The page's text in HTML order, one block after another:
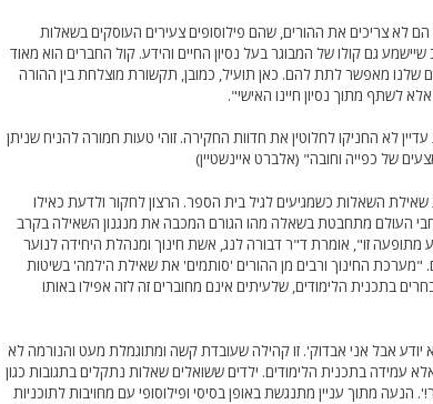
לא צריכים את ההורים, שהם פילוסופים צעירים העוסקים בשאלות
גם קולו של המבוגר בעל נסיון החיים והידע. קול החברים הוא מאוד
שלנו מאפשר לתת להם. כאן תועיל, כמובן, תקשורת מוצלחת בין ההורה
לשתף מתוך נסיון חיינו האישי".
לא החניקו לחלוטין את חדוות החקירה. זוהי טעות חמורה להניח שניתן
של כפייה וחובה" (אלברט איינשטיין)
השאלות כשמגיעים לגיל בית הספר. הרצון לחקור ולדעת כאילו
העולם מתחבטת בשאלה מהו הגורם המכבה את מנגנון השאילה בקרב
מתופעה זו", אומרת ד"ר דבורה לנג, אשת חינוך ומנהלת היחידה לנוער
"מערכת החינוך ורבים מן ההורים 'סותמים' את שאילת ה'למה' בשיטות
בתכנית הלימודים, שלעיתים אינם מחוברים זה לזה אפילו באותו
יודע אבל אני אבדוק'. זו קהילה שעובדת קשה ומתוגמלת מעט והנורמה לא
בתכנית הלימודים. ילדים ששואלים שאלות נתקלים בתגובות כגון
הנעה מתוך עניין מתנגשת באופן בסיסי ופילוסופי עם מחויבות לתוכניות